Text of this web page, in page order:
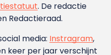
. De redactie
Redactieraad.
media: Instragram,
keer per jaar verschijnt